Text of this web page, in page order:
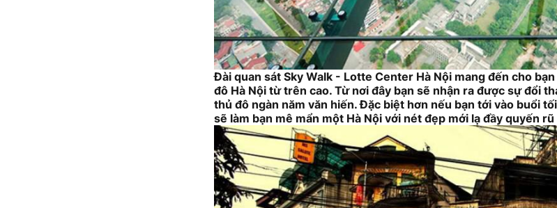
Đài quan sát Sky Walk - Lotte Center Hà Nội mang đến cho
đô Hà Nội từ trên cao. Từ nơi đây bạn sẽ nhận ra được sự đổi
thủ đô ngàn năm văn hiến. Đặc biệt hơn nếu bạn tới vào buổi
sẽ làm bạn mê mẩn một Hà Nội với nét đẹp mới lạ đầy quyến rũ